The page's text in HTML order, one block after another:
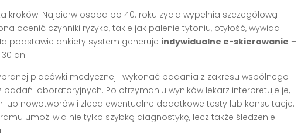
kroków. Najpierw osoba po 40. roku życia wypełnia szczegółową
ocenić czynniki ryzyka, takie jak palenie tytoniu, otyłość, wywiad
podstawie ankiety system generuje indywidualne e-skierowanie –
dni.
placówki medycznej i wykonać badania z zakresu wspólnego
laboratoryjnych. Po otrzymaniu wyników lekarz interpretuje je,
lub nowotworów i zleca ewentualne dodatkowe testy lub konsultacje.
umożliwia nie tylko szybką diagnostykę, lecz także śledzenie